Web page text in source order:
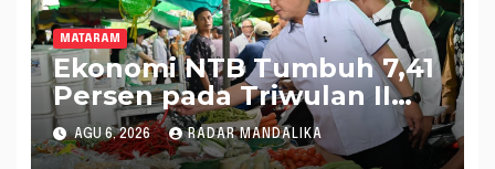
MATARAM
Ekonomi NTB Tumbuh 7,41
Persen pada Triwulan II
2026, Tertinggi Kedua
Nasional
AGU 6, 2026 RADAR MANDALIKA